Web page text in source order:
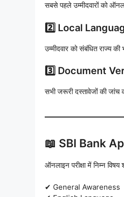
सबसे पहले उम्मीदवारों को
2️⃣ Local
उम्मीदवार को संबंधित राज्य की
3️⃣ Document
सभी जरूरी दस्तावेजों की जांच
📖 SBI Bank
ऑनलाइन परीक्षा में निम्न
✔ General Awareness